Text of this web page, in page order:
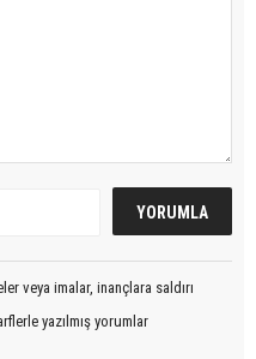
veya imalar, inançlara saldırı
yazılmış yorumlar